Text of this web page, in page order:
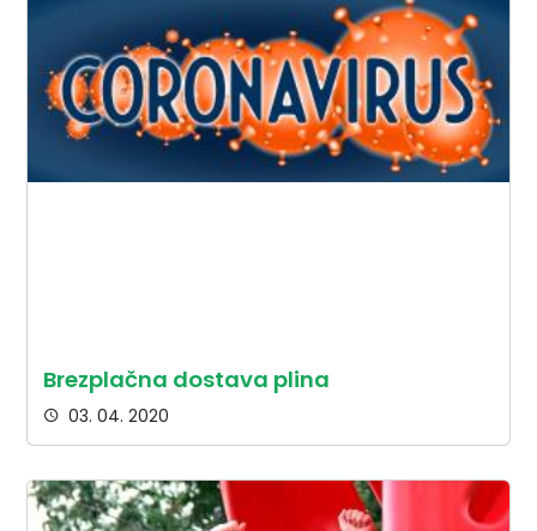
Brezplačna dostava plina
03. 04. 2020